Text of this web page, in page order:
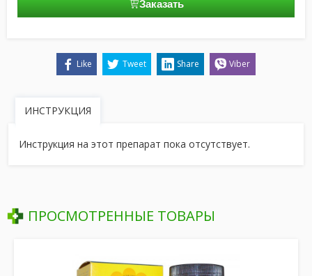
Заказать
Like Tweet Share Viber
ИНСТРУКЦИЯ
Инструкция на этот препарат пока отсутствует.
ПРОСМОТРЕННЫЕ ТОВАРЫ